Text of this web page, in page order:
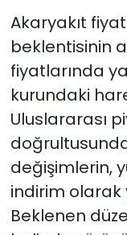
Akaryakıt
beklentisinin
fiyatlarında
kurundaki
Uluslararası
değişimlerin,
indirim olarak
Beklenen